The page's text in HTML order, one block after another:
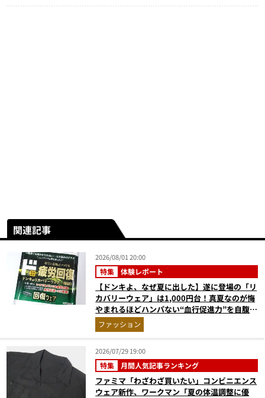
関連記事
2026/08/01 20:00
特集 体験レポート
【ドンキよ、なぜ夏に出した】遂に登場の「リ
カバリーウェア」は1,000円台！真夏なのが悔
やまれるほどハンパない“血行促進力”を自腹レ
ビュー
ファッション
2026/07/29 19:00
特集 月間人気記事ランキング
ファミマ「わざわざ買いたい」コンビニエンス
ウェア新作、ワークマン「夏の体温調整に優